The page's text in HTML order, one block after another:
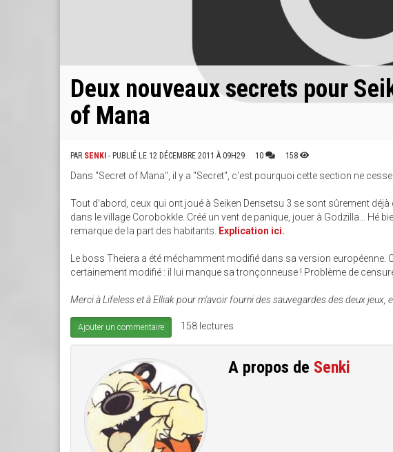
Deux nouveaux secrets pour
of Mana
PAR SENKI - PUBLIÉ LE 12 DÉCEMBRE 2011 À 09H29 10 158
Dans "Secret of Mana", il y a "Secret", c'est pourquoi cette section ne
Tout d'abord, ceux qui ont joué à Seiken Densetsu 3 se sont sûrement
dans le village Corobokkle. Créé un vent de panique, jouer à Godzilla... Hé
remarque de la part des habitants. Explication ici.
Le boss Theiera a été méchamment modifié dans sa version européenne.
certainement modifié : il lui manque sa tronçonneuse ! Problème de
Merci à Lifeless et à Elliak pour m'avoir fourni des sauvegardes des deux jeux,
Ajouter un commentaire 158 lectures
A propos de Senki